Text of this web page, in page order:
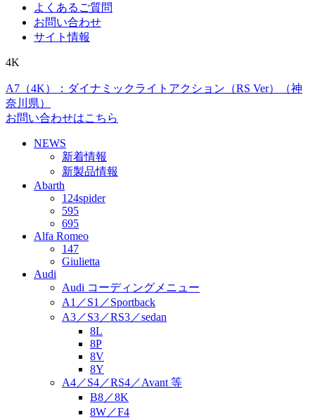
よくあるご質問
お問い合わせ
サイト情報
4K
A7（4K）：ダイナミックライトアクション（RS Ver）（神
奈川県）
お問い合わせはこちら
NEWS
新着情報
新製品情報
Abarth
124spider
595
695
Alfa Romeo
147
Giulietta
Audi
Audi コーディングメニュー
A1／S1／Sportback
A3／S3／RS3／sedan
8L
8P
8V
8Y
A4／S4／RS4／Avant 等
B8／8K
8W／F4